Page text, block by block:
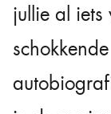
jullie al iets